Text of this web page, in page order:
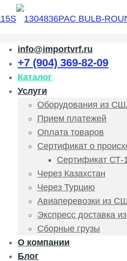
info@importvrf.ru
+7 (904) 369-82-09
Каталог
Услуги
Оборудования из
Прием платежей
Оплата товаров
Сертификат о
Сертификат СТ-
Через Казахстан
Через Турцию
Авиаперевозки из
Экспресс доставка
Сборные грузы
О компании
Блог